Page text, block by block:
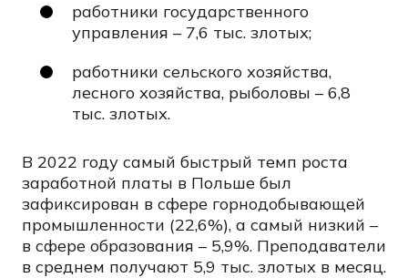
работники государственного
управления – 7,6 тыс. злотых;
работники сельского хозяйства,
лесного хозяйства, рыболовы – 6,8
тыс. злотых.
В 2022 году самый быстрый темп роста
заработной платы в Польше был
зафиксирован в сфере горнодобывающей
промышленности (22,6%), а самый низкий –
в сфере образования – 5,9%. Преподаватели
в среднем получают 5,9 тыс. злотых в месяц.